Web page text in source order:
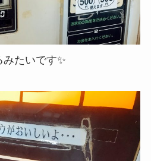
たいです✨